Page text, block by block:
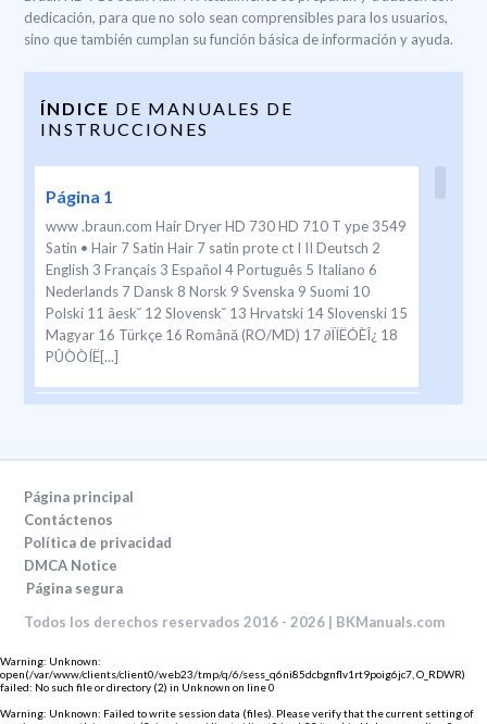
dedicación, para que no solo sean comprensibles para los usuarios,
sino que también cumplan su función básica de información y ayuda.
ÍNDICE DE MANUALES DE
INSTRUCCIONES
Página 1
www .braun.com Hair Dryer HD 730 HD 710 T ype 3549
Satin • Hair 7 Satin Hair 7 satin prote ct I II Deutsch 2
English 3 Français 3 Español 4 Português 5 Italiano 6
Nederlands 7 Dansk 8 Norsk 9 Svenska 9 Suomi 10
Polski 11 âesk˘ 12 Slovensk˘ 13 Hrvatski 14 Slovenski 15
Magyar 16 Türkçe 16 Română (RO/MD) 17 ∂ÏÏËÓÈÎ¿ 18
PÛÒÒÍË[...]
Schließen Sie das Gerät nur an W echsels- pannung (~) an
und prüfen Sie, ob Ihre Netz- spannung mit der
Spannungsangabe auf dem Gerät übereinstimmt. •
Dieses Gerät darf nicht in der Nähe von mit W asser
gefüllten Behältern wie z.B. Badewanne, Du[...]
3 English Carefully r ead the use instructions before use.
Página principal
Contáctenos
Política de privacidad
DMCA Notice
Página segura
Todos los derechos reservados 2016 - 2026 | BKManuals.com
Warning: Unknown:
open(/var/www/clients/client0/web23/tmp/q/6/sess_q6ni85dcbgnflv1rt9poig6jc7, O_RDWR)
failed: No such file or directory (2) in Unknown on line0
Warning: Unknown: Failed to write session data (files). Please verify that the current setting of